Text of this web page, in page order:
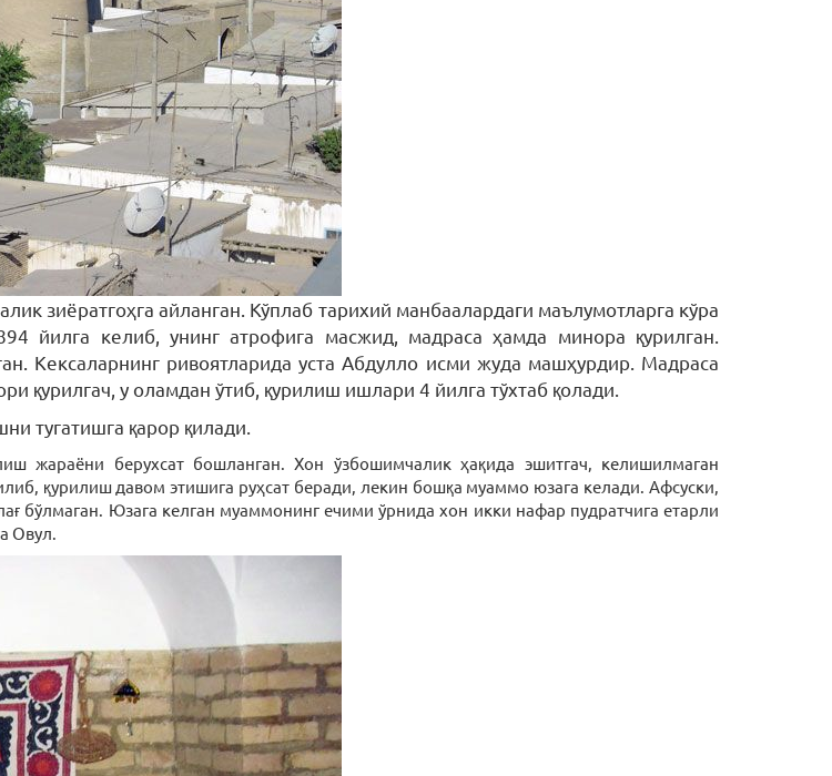
зиёратгоҳга айланган. Кўплаб тарихий манбаалардаги маълумотларга кўра
йилга келиб, унинг атрофига масжид, мадраса ҳамда минора қурилган.
Кексаларнинг ривоятларида уста Абдулло исми жуда машҳурдир. Мадраса
қурилгач, у оламдан ўтиб, қурилиш ишлари 4 йилга тўхтаб қолади.
тугатишга қарор қилади.
жараёни берухсат бошланган. Хон ўзбошимчалик ҳақида эшитгач, келишилмаган
қурилиш давом этишига руҳсат беради, лекин бошқа муаммо юзага келади. Афсуски,
бўлмаган. Юзага келган муаммонинг ечими ўрнида хон икки нафар пудратчига етарли
Овул.